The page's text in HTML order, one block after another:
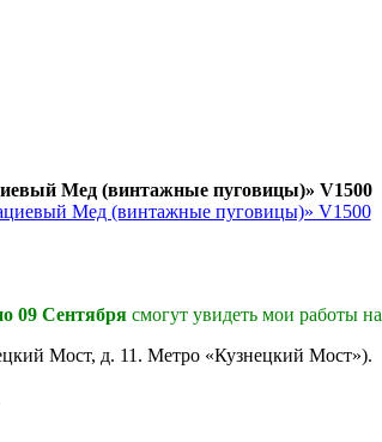
Мед (винтажные пуговицы)» V1500
09 Сентября смогут увидеть мои работы на
Мост, д. 11. Метро «Кузнецкий Мост»).